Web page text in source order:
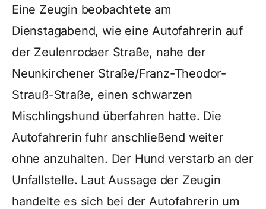
Eine Zeugin beobachtete am
Dienstagabend, wie eine Autofahrerin auf
der Zeulenrodaer Straße, nahe der
Neunkirchener Straße/Franz-Theodor-
Strauß-Straße, einen schwarzen
Mischlingshund überfahren hatte. Die
Autofahrerin fuhr anschließend weiter
ohne anzuhalten. Der Hund verstarb an der
Unfallstelle. Laut Aussage der Zeugin
handelte es sich bei der Autofahrerin um